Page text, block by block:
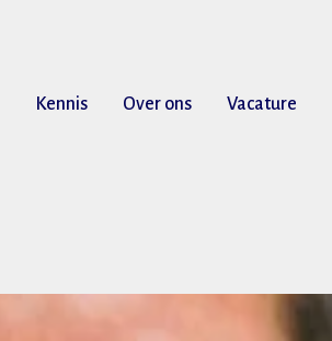
Kennis Over ons Vacature